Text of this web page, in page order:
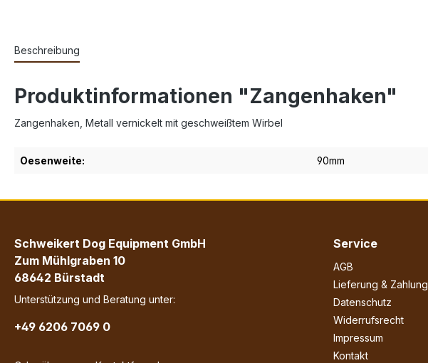
Beschreibung
Produktinformationen "Zangenhaken"
Zangenhaken, Metall vernickelt mit geschweißtem Wirbel
Oesenweite: 90mm
Schweikert Dog Equipment GmbH
Zum Mühlgraben 10
68642 Bürstadt
Unterstützung und Beratung unter:
+49 6206 7069 0
Service
AGB
Lieferung & Zahlung
Datenschutz
Widerrufsrecht
Impressum
Kontakt